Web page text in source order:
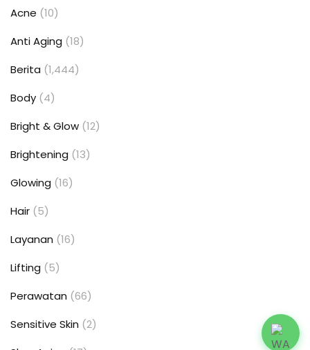
Acne (10)
Anti Aging (18)
Berita (1,444)
Body (4)
Bright & Glow (12)
Brightening (13)
Glowing (16)
Hair (5)
Layanan (16)
Lifting (5)
Perawatan (66)
Sensitive Skin (2)